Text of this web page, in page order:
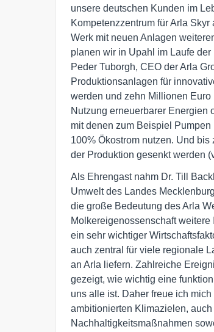
unsere deutschen Kunden im
Kompetenzzentrum für Arla
Werk mit neuen Anlagen
planen wir in Upahl im Laufe
Peder Tuborgh, CEO der Arla
Produktionsanlagen für
werden und zehn Millionen
Nutzung erneuerbarer Energien
mit denen zum Beispiel
100% Ökostrom nutzen. Und
der Produktion gesenkt werden
Als Ehrengast nahm Dr. Till
Umwelt des Landes
die große Bedeutung des Arla
Molkereigenossenschaft
ein sehr wichtiger
auch zentral für viele regionale
an Arla liefern. Zahlreiche
gezeigt, wie wichtig eine
uns alle ist. Daher freue ich
ambitionierten Klimazielen,
Nachhaltigkeitsmaßnahmen